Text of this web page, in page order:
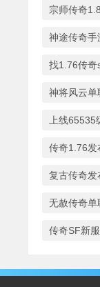
宗师传奇
神途传奇手
找1.76传奇
神将风云单
上线
传奇1.76发
复古传奇发
无赦传奇单
传奇SF新服